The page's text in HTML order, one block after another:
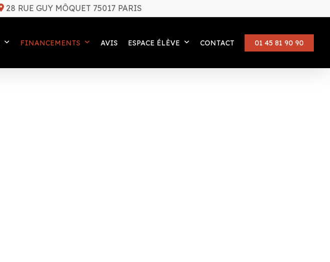
28 RUE GUY MÔQUET 75017 PARIS
FINANCEMENTS AVIS ESPACE ÉLÈVE CONTACT 01 45 81 90 90